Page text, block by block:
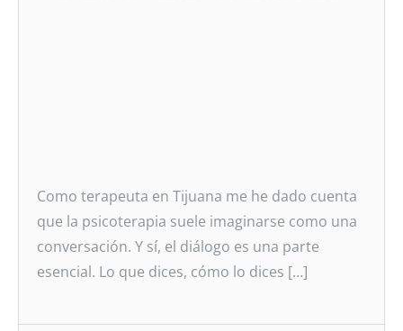
Como terapeuta en Tijuana me he dado cuenta
que la psicoterapia suele imaginarse como una
conversación. Y sí, el diálogo es una parte
esencial. Lo que dices, cómo lo dices […]